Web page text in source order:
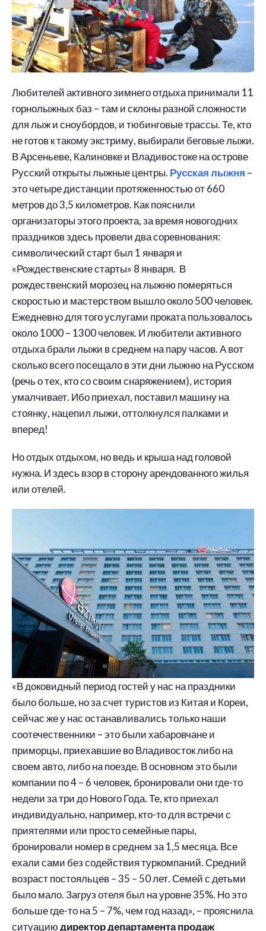
Любителей активного зимнего отдыха принимали 11
горнолыжных баз – там и склоны разной сложности
для лыж и сноубордов, и тюбинговые трассы. Те, кто
не готов к такому экстриму, выбирали беговые лыжи.
В Арсеньеве, Калиновке и Владивостоке на острове
Русский открыты лыжные центры. Русская лыжня –
это четыре дистанции протяженностью от 660
метров до 3,5 километров. Как пояснили
организаторы этого проекта, за время новогодних
праздников здесь провели два соревнования:
символический старт был 1 января и
«Рождественские старты» 8 января. В
рождественский морозец на лыжню померяться
скоростью и мастерством вышло около 500 человек.
Ежедневно для того услугами проката пользовалось
около 1000 – 1300 человек. И любители активного
отдыха брали лыжи в среднем на пару часов. А вот
сколько всего посещало в эти дни лыжню на Русском
(речь о тех, кто со своим снаряжением), история
умалчивает. Ибо приехал, поставил машину на
стоянку, нацепил лыжи, оттолкнулся палками и
вперед!
Но отдых отдыхом, но ведь и крыша над головой
нужна. И здесь взор в сторону арендованного жилья
или отелей.
«В доковидный период гостей у нас на праздники
было больше, но за счет туристов из Китая и Кореи,
сейчас же у нас останавливались только наши
соотечественники – это были хабаровчане и
приморцы, приехавшие во Владивосток либо на
своем авто, либо на поезде. В основном это были
компании по 4 – 6 человек, бронировали они где-то
недели за три до Нового Года. Те, кто приехал
индивидуально, например, кто-то для встречи с
приятелями или просто семейные пары,
бронировали номер в среднем за 1,5 месяца. Все
ехали сами без содействия туркомпаний. Средний
возраст постояльцев – 35 – 50 лет. Семей с детьми
было мало. Загруз отеля был на уровне 35%. Но это
больше где-то на 5 – 7%, чем год назад», – прояснила
ситуациюдиректор департамента продаж